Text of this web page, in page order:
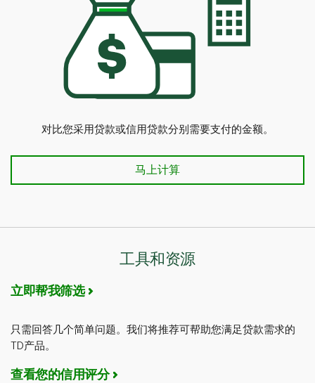
对比您采用贷款或信用贷款分别需要支付的金额。
马上计算
马上计算
工具和资源
立即帮我筛选
只需回答几个简单问题。我们将推荐可帮助您满足贷款需求的
TD产品。
查看您的信用评分